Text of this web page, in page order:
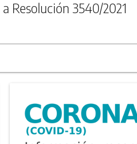
Resolución 3540/2021